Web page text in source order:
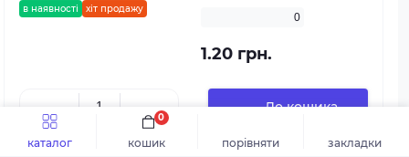
каталог порівняти закладки
кошик
0
в наявності хіт продажу
0
1.20 грн.
До кошика